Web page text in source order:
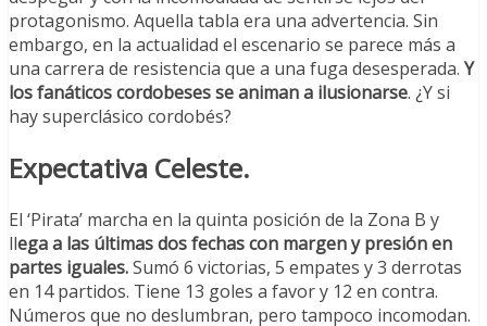
protagonismo. Aquella tabla era una advertencia. Sin
embargo, en la actualidad el escenario se parece más a
una carrera de resistencia que a una fuga desesperada. Y
los fanáticos cordobeses se animan a ilusionarse. ¿Y si
hay superclásico cordobés?
Expectativa Celeste.
El ‘Pirata’ marcha en la quinta posición de la Zona B y
llega a las últimas dos fechas con margen y presión en
partes iguales.Sumó 6 victorias, 5 empates y 3 derrotas
en 14 partidos. Tiene 13 goles a favor y 12 en contra.
Números que no deslumbran, pero tampoco incomodan.